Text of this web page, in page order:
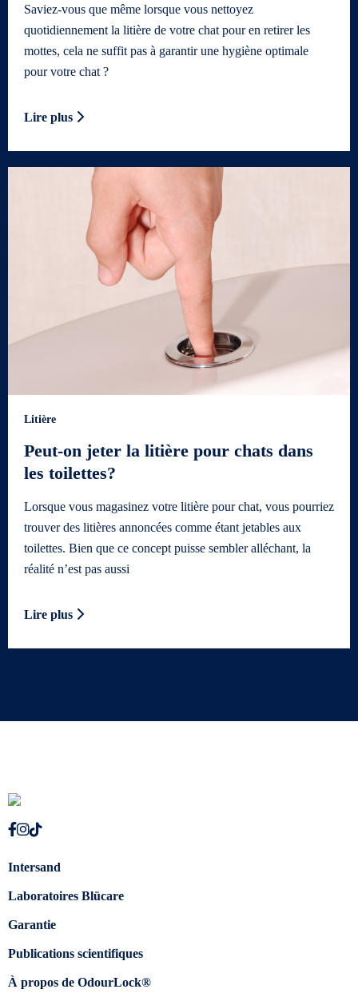
Saviez-vous que même lorsque vous nettoyez
quotidiennement la litière de votre chat pour en retirer les
mottes, cela ne suffit pas à garantir une hygiène optimale
pour votre chat ?
Lire plus
Litière
Peut-on jeter la litière pour chats dans
les toilettes?
Lorsque vous magasinez votre litière pour chat, vous pourriez
trouver des litières annoncées comme étant jetables aux
toilettes. Bien que ce concept puisse sembler alléchant, la
réalité n’est pas aussi
Lire plus
Intersand
Laboratoires Blücare
Garantie
Publications scientifiques
À propos de OdourLock®